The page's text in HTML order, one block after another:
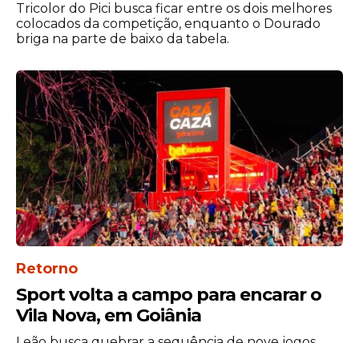
Tricolor do Pici busca ficar entre os dois melhores
colocados da competição, enquanto o Dourado
briga na parte de baixo da tabela.
Retorno
Sport volta a campo para encarar o
Vila Nova, em Goiânia